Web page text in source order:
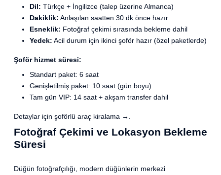
Dil: Türkçe + İngilizce (talep üzerine Almanca)
Dakiklik: Anlaşılan saatten 30 dk önce hazır
Esneklik: Fotoğraf çekimi sırasında bekleme dahil
Yedek: Acil durum için ikinci şoför hazır (özel paketlerde)
Şoför hizmet süresi:
Standart paket: 6 saat
Genişletilmiş paket: 10 saat (gün boyu)
Tam gün VIP: 14 saat + akşam transfer dahil
Detaylar için şoförlü araç kiralama →
Fotoğraf Çekimi ve Lokasyon Bekleme
Süresi
Düğün fotoğrafçılığı, modern düğünlerin merkezi